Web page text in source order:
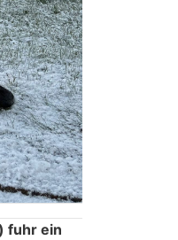
fuhr ein